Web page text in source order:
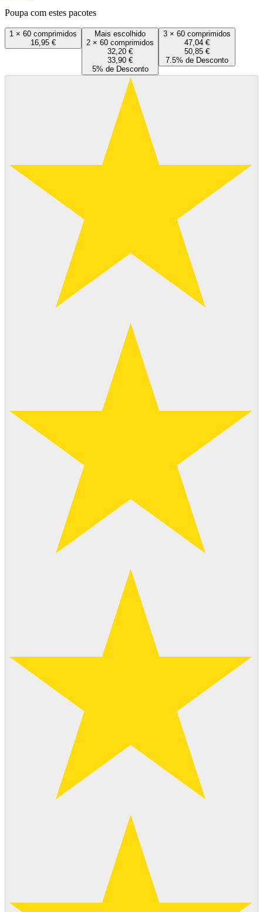
Poupa com estes pacotes
1 × 60 comprimidos
16,95 €
Mais escolhido
2 × 60 comprimidos
32,20 €
33,90 €
5% de Desconto
3 × 60 comprimidos
47,04 €
50,85 €
7.5% de Desconto